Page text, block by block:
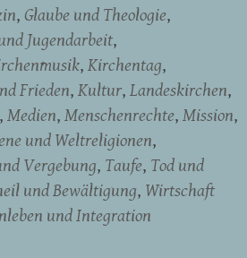
Glaube und Theologie
Jugendarbeit
Kirchentag
Frieden Kultur Landeskirchen
Medien Menschenrechte Mission
und Weltreligionen
Vergebung Taufe Tod und
und Bewältigung Wirtschaft
und Integration